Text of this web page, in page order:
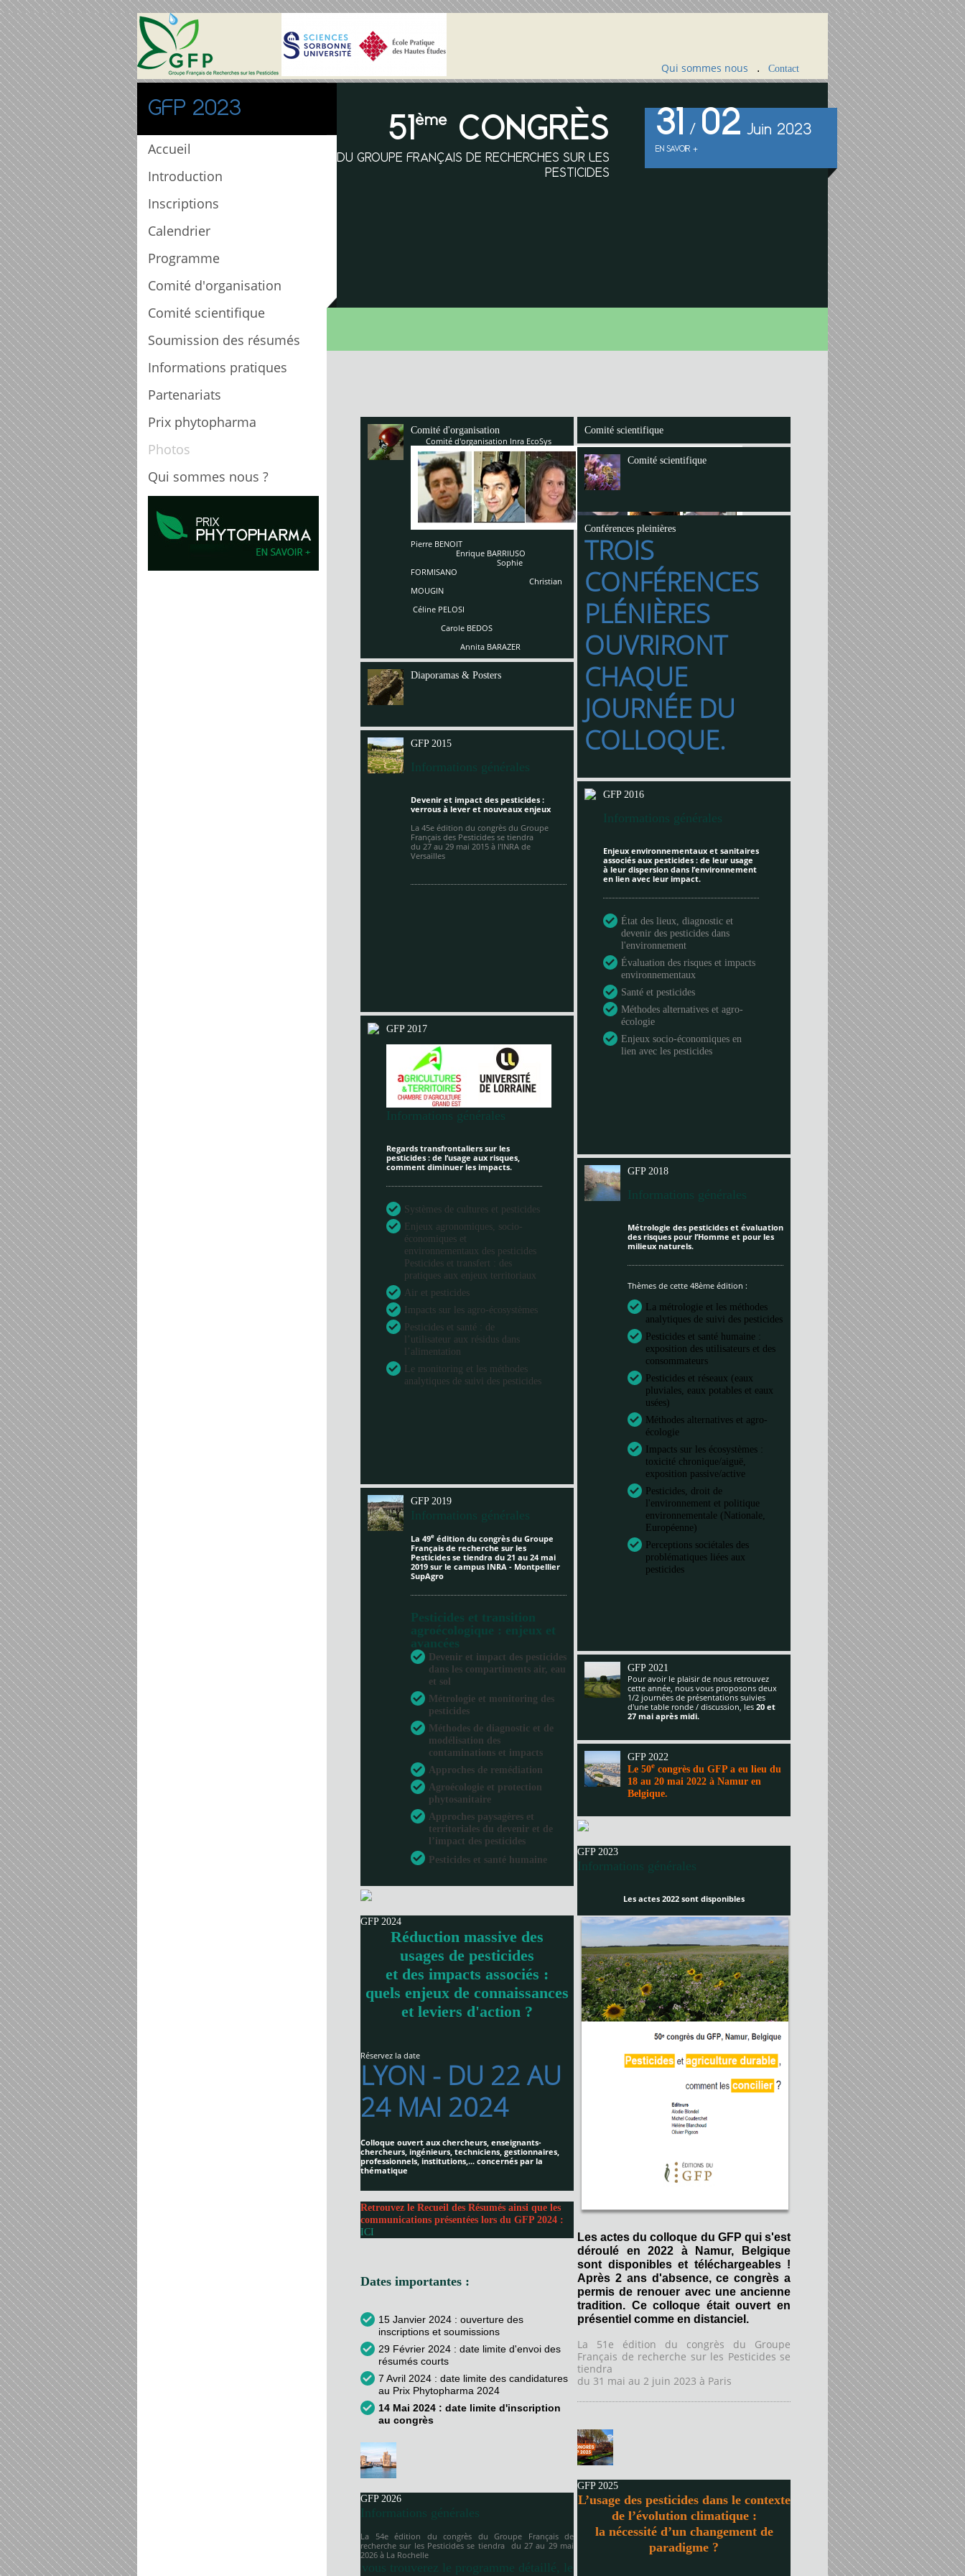
Qui sommes nous . Contact
GFP 2023
Accueil
Introduction
Inscriptions
Calendrier
Programme
Comité d'organisation
Comité scientifique
Soumission des résumés
Informations pratiques
Partenariats
Prix phytopharma
Photos
Qui sommes nous ?
51ème CONGRÈS
DU GROUPE FRANÇAIS DE RECHERCHES SUR LES
PESTICIDES
31 / 02 Juin 2023
EN SAVOIR +
Comité d'organisation
Comité d'organisation Inra EcoSys
Pierre BENOIT
Enrique BARRIUSO
Sophie
FORMISANO
Christian
MOUGIN
Céline PELOSI
Carole BEDOS
Annita BARAZER
Comité scientifique
Comité scientifique
Conférences pleinières
TROIS
CONFÉRENCES
PLÉNIÈRES
OUVRIRONT
CHAQUE
JOURNÉE DU
COLLOQUE.
Diaporamas & Posters
GFP 2015
Informations générales
Devenir et impact des pesticides :
verrous à lever et nouveaux enjeux
La 45e édition du congrès du Groupe
Français des Pesticides se tiendra
du 27 au 29 mai 2015 à l'INRA de
Versailles
GFP 2016
Informations générales
Enjeux environnementaux et sanitaires
associés aux pesticides : de leur usage
à leur dispersion dans l’environnement
en lien avec leur impact.
État des lieux, diagnostic et
devenir des pesticides dans
l'environnement
Évaluation des risques et impacts
environnementaux
Santé et pesticides
Méthodes alternatives et agro-
écologie
Enjeux socio-économiques en
lien avec les pesticides
GFP 2017
Informations générales
Regards transfrontaliers sur les
pesticides : de l’usage aux risques,
comment diminuer les impacts.
Systèmes de cultures et pesticides
Enjeux agronomiques, socio-
économiques et
environnementaux des pesticides
Pesticides et transfert : des
pratiques aux enjeux territoriaux
Air et pesticides
Impacts sur les agro-écosystèmes
Pesticides et santé : de
l’utilisateur aux résidus dans
l’alimentation
Le monitoring et les méthodes
analytiques de suivi des pesticides
GFP 2018
Informations générales
Métrologie des pesticides et évaluation
des risques pour l’Homme et pour les
milieux naturels.
Thèmes de cette 48ème édition :
La métrologie et les méthodes
analytiques de suivi des pesticides
Pesticides et santé humaine :
exposition des utilisateurs et des
consommateurs
Pesticides et réseaux (eaux
pluviales, eaux potables et eaux
usées)
Méthodes alternatives et agro-
écologie
Impacts sur les écosystèmes :
toxicité chronique/aiguë,
exposition passive/active
Pesticides, droit de
l'environnement et politique
environnementale (Nationale,
Européenne)
Perceptions sociétales des
problématiques liées aux
pesticides
GFP 2019
Informations générales
La 49e édition du congrès du Groupe
Français de recherche sur les
Pesticides se tiendra du 21 au 24 mai
2019 sur le campus INRA - Montpellier
SupAgro
Pesticides et transition
agroécologique : enjeux et
avancées
Devenir et impact des pesticides
dans les compartiments air, eau
et sol
Métrologie et monitoring des
pesticides
Méthodes de diagnostic et de
modélisation des
contaminations et impacts
Approches de remédiation
Agroécologie et protection
phytosanitaire
Approches paysagères et
territoriales du devenir et de
l’impact des pesticides
Pesticides et santé humaine
GFP 2021
Pour avoir le plaisir de nous retrouvez
cette année, nous vous proposons deux
1/2 journées de présentations suivies
d'une table ronde / discussion, les 20 et
27 mai après midi.
GFP 2022
Le 50e congrès du GFP a eu lieu du
18 au 20 mai 2022 à Namur en
Belgique.
GFP 2023
Informations générales
Les actes 2022 sont disponibles
Les actes du colloque du GFP qui s'est
déroulé en 2022 à Namur, Belgique
sont disponibles et téléchargeables !
Après 2 ans d'absence, ce congrès a
permis de renouer avec une ancienne
tradition. Ce colloque était ouvert en
présentiel comme en distanciel.
La 51e édition du congrès du Groupe
Français de recherche sur les Pesticides se
tiendra
du 31 mai au 2 juin 2023 à Paris
GFP 2024
Réduction massive des
usages de pesticides
et des impacts associés :
quels enjeux de connaissances
et leviers d'action ?
Réservez la date
LYON - DU 22 AU
24 MAI 2024
Colloque ouvert aux chercheurs, enseignants-
chercheurs, ingénieurs, techniciens, gestionnaires,
professionnels, institutions,... concernés par la
thématique
Retrouvez le Recueil des Résumés ainsi que les
communications présentées lors du GFP 2024 :
ICI
Dates importantes :
15 Janvier 2024 : ouverture des
inscriptions et soumissions
29 Février 2024 : date limite d'envoi des
résumés courts
7 Avril 2024 : date limite des candidatures
au Prix Phytopharma 2024
14 Mai 2024 : date limite d'inscription
au congrès
GFP 2025
L’usage des pesticides dans le contexte
de l’évolution climatique :
la nécessité d’un changement de
paradigme ?
GFP 2026
Informations générales
La 54e édition du congrès du Groupe Français de
recherche sur les Pesticides se tiendra du 27 au 29 mai
2026 à La Rochelle
vous trouverez le programme détaillé, le